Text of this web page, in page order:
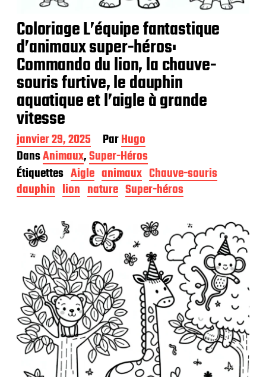
Coloriage L’équipe fantastique
d’animaux super-héros:
Commando du lion, la chauve-
souris furtive, le dauphin
aquatique et l’aigle à grande
vitesse
D
a
t
e
d
e
o
n
janvier 29, 2025 ParHugo
DansAnimaux,Super-Héros
Étiquettes Aigle animaux Chauve-souris
dauphin lion nature Super-héros